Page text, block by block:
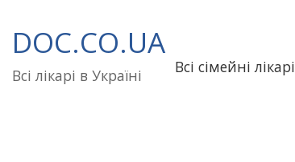
до
вмісту
DOC.CO.UA
Всі лікарі в Україні Всі сімейні лікарі